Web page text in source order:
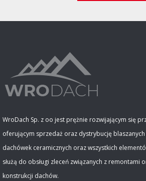
WroDach Sp. z oo jest prężnie rozwijającym się
oferującym sprzedaż oraz dystrybucję
dachówek ceramicznych oraz wszystkich
służą do obsługi zleceń związanych z remontami
konstrukcji dachów.